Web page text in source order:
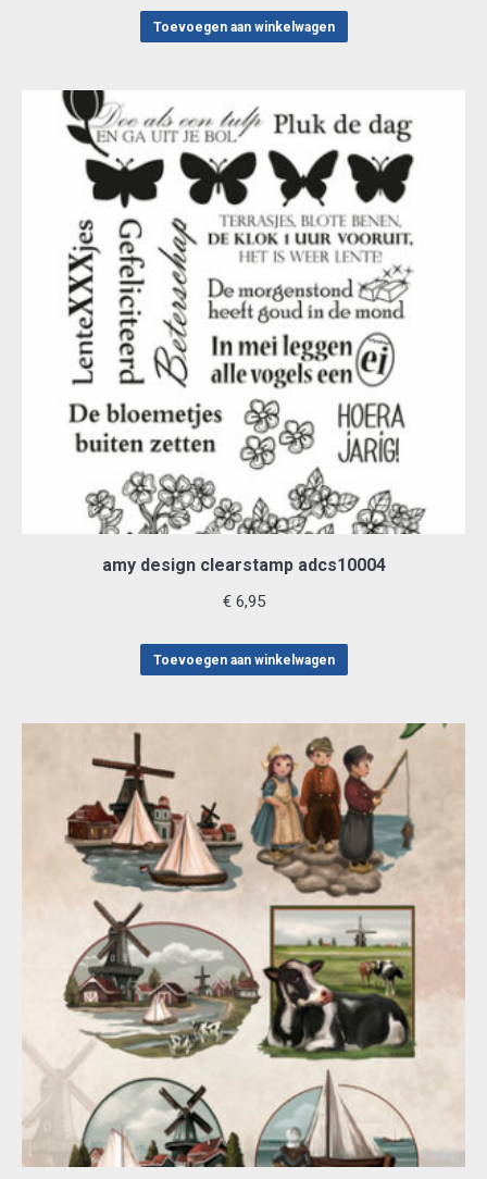
Toevoegen aan winkelwagen
amy design clearstamp adcs10004
€6,95
Toevoegen aan winkelwagen